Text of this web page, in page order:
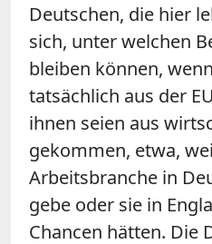
Deutschen, die hier
sich, unter welchen
bleiben können,
tatsächlich aus der
ihnen seien aus
gekommen, etwa,
Arbeitsbranche in
gebe oder sie in
Chancen hätten. Die